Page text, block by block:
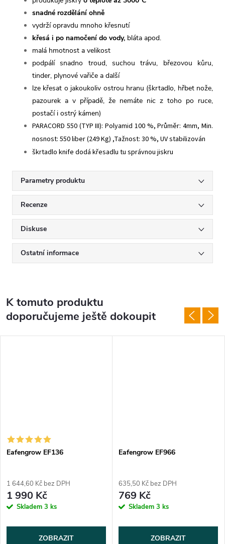
snadné rozdělání ohně
vydrží opravdu mnoho křesnutí
křesá i po namočení do vody, bláta apod.
malá hmotnost a velikost
podpálí snadno troud, suchou trávu, březovou kůru,
tinder, plynové vařiče a další
lze křesat o jakoukoliv ostrou hranu (škrtadlo, hřbet nože,
pazourek a v případě, že nemáte nic z toho po ruce,
postačí i ostrý kámen)
PARACORD 550 (TYP III): Polyamid 100 %, Průměr: 4mm, Min.
nosnost: 550 liber (249 Kg) ,Tažnost: 30 %, UV stabilizován
škrtadlo knife dodá křesadlu tu správnou jiskru
Parametry produktu
Recenze
Diskuse
Ostatní informace
K tomuto produktu
doporučujeme ještě dokoupit
Eafengrow EF136
1 644,60 Kč bez DPH
1 990 Kč
Skladem 3 ks
ZOBRAZIT
Eafengrow EF966
635,50 Kč bez DPH
769 Kč
Skladem 3 ks
ZOBRAZIT